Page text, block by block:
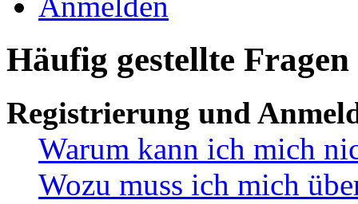
Häufig gestellte Fragen
Registrierung und
Warum kann ich mich
Wozu muss ich mich